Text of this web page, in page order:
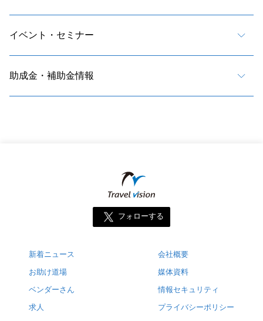
イベント・セミナー
助成金・補助金情報
フォローする
新着ニュース
お助け道場
ベンダーさん
求人
会社概要
媒体資料
情報セキュリティ
プライバシーポリシー